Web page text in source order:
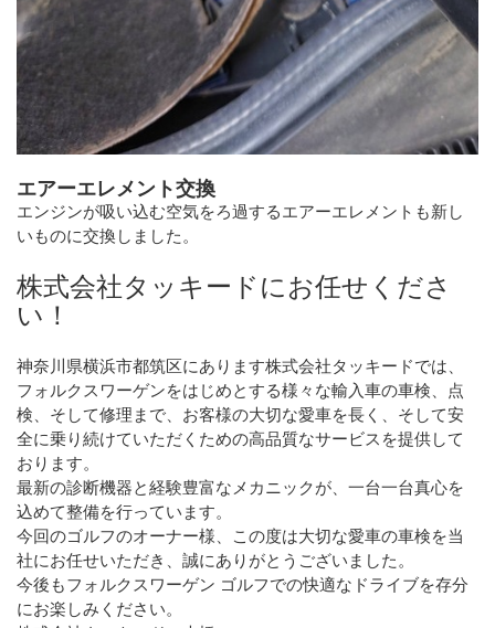
エアーエレメント交換
エンジンが吸い込む空気をろ過するエアーエレメントも新し
いものに交換しました。
株式会社タッキードにお任せくださ
い！
神奈川県横浜市都筑区にあります株式会社タッキードでは、
フォルクスワーゲンをはじめとする様々な輸入車の車検、点
検、そして修理まで、お客様の大切な愛車を長く、そして安
全に乗り続けていただくための高品質なサービスを提供して
おります。
最新の診断機器と経験豊富なメカニックが、一台一台真心を
込めて整備を行っています。
今回のゴルフのオーナー様、この度は大切な愛車の車検を当
社にお任せいただき、誠にありがとうございました。
今後もフォルクスワーゲン ゴルフでの快適なドライブを存分
にお楽しみください。